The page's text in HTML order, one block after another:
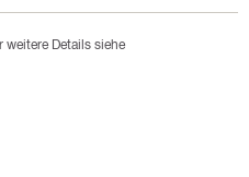
Details siehe